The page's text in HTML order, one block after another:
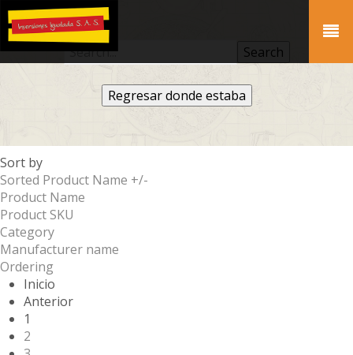
Regresar donde estaba
Sort by
Sorted Product Name +/-
Product Name
Product SKU
Category
Manufacturer name
Ordering
Inicio
Anterior
1
2